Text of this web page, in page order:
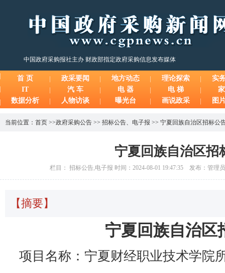
中国政府采购报社主办 财政部指定政府采购信息发布媒体
首 页 政采要闻 地方动态 理论探索
实
IT
汽 车 电 器 电 梯
数据分析
人物访谈 曝光台 画说政采 图
当前位置： 首页 >>政府采购公告 >> 招标公告、 电子报 >> 宁夏回族自治区招标公
宁夏回族自治区招
栏目： 招标公告,电子报 时间：2024-08-01 19:47:35 发布：管理
【摘要】
宁夏回族自治区
项目名称：宁夏财经职业技术学院